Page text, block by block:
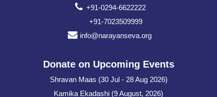
+91-0294-6622222
+91-7023509999
info@narayanseva.org
Donate on Upcoming Events
Shravan Maas (30 Jul - 28 Aug 2026)
Kamika Ekadashi (9 August, 2026)